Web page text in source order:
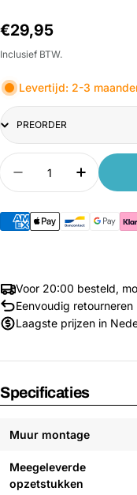
Normale
prijs
€29,95
Inclusief BTW.
Levertijd: 2-3
Title
Aantal
Aantal verlagen
Aantal
Voor 20:00 besteld,
Eenvoudig
Laagste prijzen in
Specificaties
Muur montage
Meegeleverde
opzetstukken